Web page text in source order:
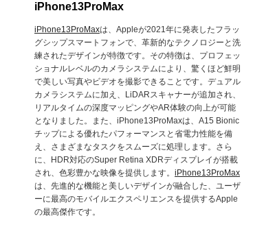
iPhone13ProMax
iPhone13ProMaxは、Appleが2021年に発表したフラッ
グシップスマートフォンで、革新的なテクノロジーと洗
練されたデザインが特徴です。その特徴は、プロフェッ
ショナルレベルのカメラシステムにより、驚くほど鮮明
で美しい写真やビデオを撮影できることです。デュアル
カメラシステムに加え、LiDARスキャナーが追加され、
リアルタイムの深度マッピングやAR体験の向上が可能
となりました。また、iPhone13ProMaxは、A15 Bionic
チップによる優れたパフォーマンスと省電力性能を備
え、さまざまなタスクをスムーズに処理します。さら
に、HDR対応のSuper Retina XDRディスプレイが搭載
され、色彩豊かな映像を提供します。 iPhone13ProMax
は、先進的な機能と美しいデザインが融合した、ユーザ
ーに最高のモバイルエクスペリエンスを提供するApple
の最高傑作です。